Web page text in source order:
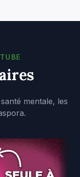
mentale, les